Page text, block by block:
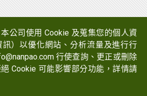
RESINS CHEMICAL GROUP All
本公司使用 Cookie 及蒐集您的個人資
）以優化網站、分析流量及進行行
行使查詢、更正或刪除
Cookie 可能影響部分功能，詳情請